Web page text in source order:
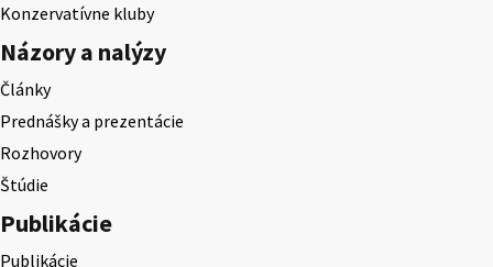
Konzervatívne kluby
Názory a nalýzy
Články
Prednášky a prezentácie
Rozhovory
Štúdie
Publikácie
Publikácie